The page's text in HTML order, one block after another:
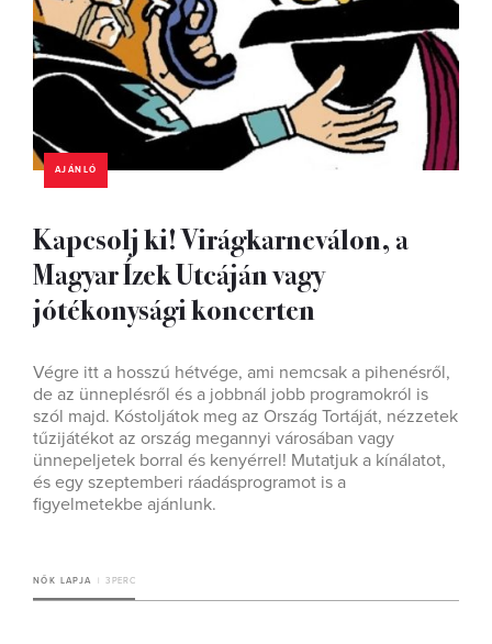
AJÁNLÓ
Kapcsolj ki! Virágkarneválon, a
Magyar Ízek Utcáján vagy
jótékonysági koncerten
Végre itt a hosszú hétvége, ami nemcsak a pihenésről,
de az ünneplésről és a jobbnál jobb programokról is
szól majd. Kóstoljátok meg az Ország Tortáját, nézzetek
tűzijátékot az ország megannyi városában vagy
ünnepeljetek borral és kenyérrel! Mutatjuk a kínálatot,
és egy szeptemberi ráadásprogramot is a
figyelmetekbe ajánlunk.
NŐK LAPJA 3 PERC